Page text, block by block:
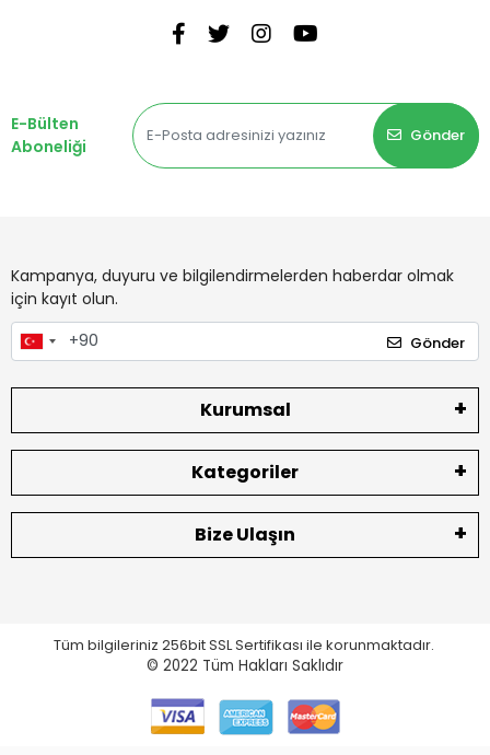
E-Bülten
Aboneliği
Gönder
Kampanya, duyuru ve bilgilendirmelerden haberdar olmak
için kayıt olun.
Gönder
Kurumsal
Kategoriler
Bize Ulaşın
Tüm bilgileriniz 256bit SSL Sertifikası ile korunmaktadır.
© 2022 Tüm Hakları Saklıdır